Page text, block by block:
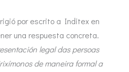
por escrito a Inditex en
una respuesta concreta.
legal das persoas
de maneira formal a